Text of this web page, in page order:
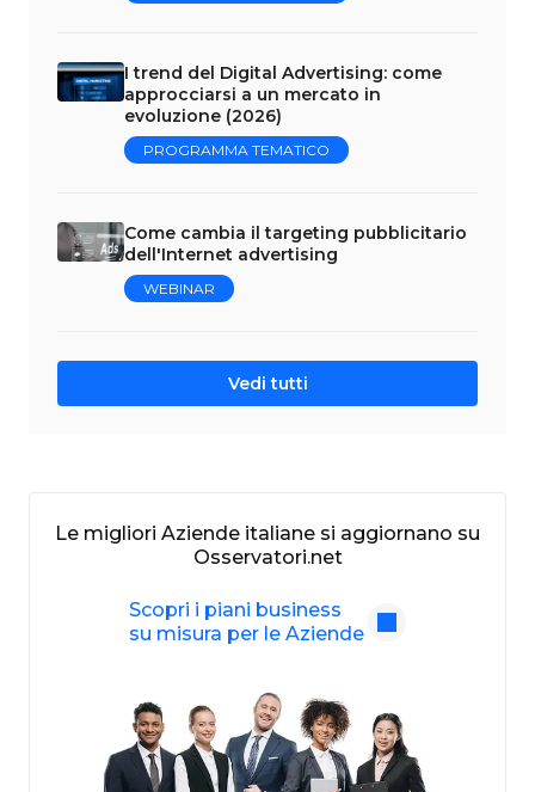
I trend del Digital Advertising: come
approcciarsi a un mercato in
evoluzione (2026)
PROGRAMMA TEMATICO
Come cambia il targeting pubblicitario
dell'Internet advertising
WEBINAR
Vedi tutti
Le migliori Aziende italiane si aggiornano su
Osservatori.net
Scopri i piani business
su misura per le Aziende